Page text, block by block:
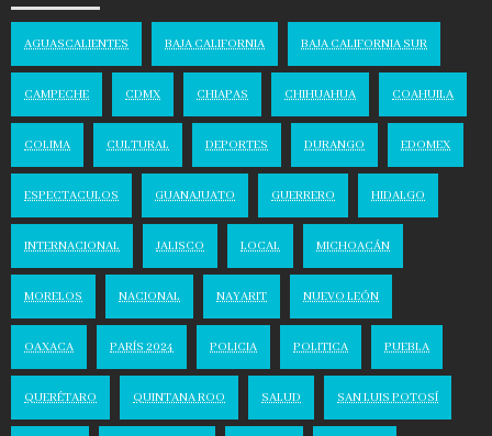
AGUASCALIENTES BAJA CALIFORNIA BAJA CALIFORNIA SUR
CAMPECHE CDMX CHIAPAS CHIHUAHUA COAHUILA
COLIMA CULTURAL DEPORTES DURANGO EDOMEX
ESPECTACULOS GUANAJUATO GUERRERO HIDALGO
INTERNACIONAL JALISCO LOCAL MICHOACÁN
MORELOS NACIONAL NAYARIT NUEVO LEÓN
OAXACA PARÍS 2024 POLICIA POLITICA PUEBLA
QUERÉTARO QUINTANA ROO SALUD SAN LUIS POTOSÍ